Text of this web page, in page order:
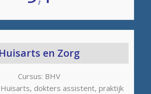
Huisarts en Zorg
Cursus: BHV
dokters assistent, praktijk